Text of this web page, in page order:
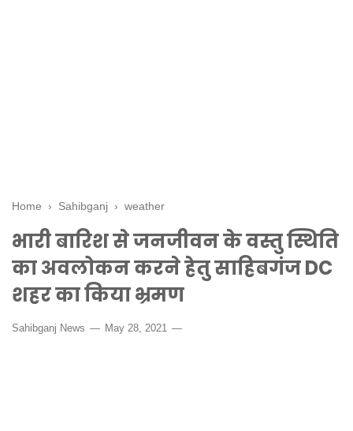
Home › Sahibganj › weather
भारी बारिश से जनजीवन के वस्तु स्थिति
का अवलोकन करने हेतु साहिबगंज DC
शहर का किया भ्रमण
Sahibganj News May 28, 2021